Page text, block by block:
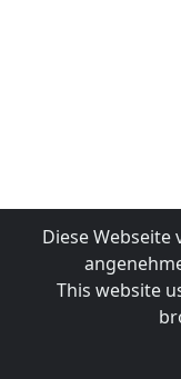
Diese Webseite
This website